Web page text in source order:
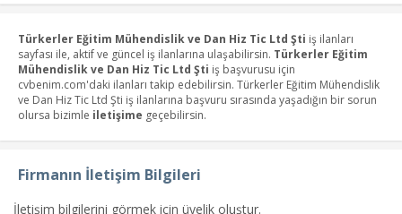
Türkerler Eğitim Mühendislik ve Dan Hiz Tic Ltd Şti iş ilanları
sayfası ile, aktif ve güncel iş ilanlarına ulaşabilirsin. Türkerler Eğitim
Mühendislik ve Dan Hiz Tic Ltd Şti iş başvurusu için
cvbenim.com'daki ilanları takip edebilirsin. Türkerler Eğitim Mühendislik
ve Dan Hiz Tic Ltd Şti iş ilanlarına başvuru sırasında yaşadığın bir sorun
olursa bizimle iletişime geçebilirsin.
Firmanın İletişim Bilgileri
İletişim bilgilerini görmek için üyelik oluştur.